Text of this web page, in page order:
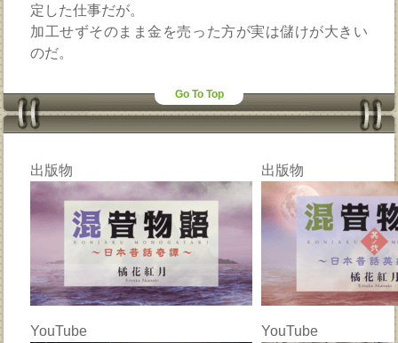
定した仕事だが。
加工せずそのまま金を売った方が実は儲けが大きい
のだ。
Go To Top
出版物 出版物
YouTube YouTube